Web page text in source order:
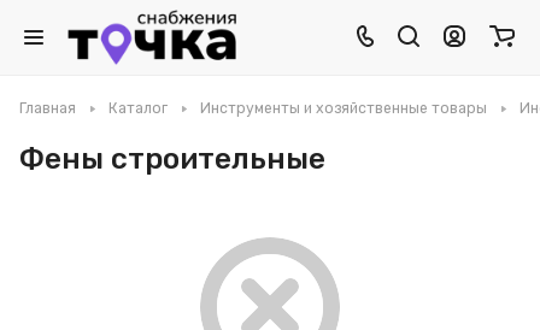
Главная Каталог Инструменты и хозяйственные товары
Фены строительные